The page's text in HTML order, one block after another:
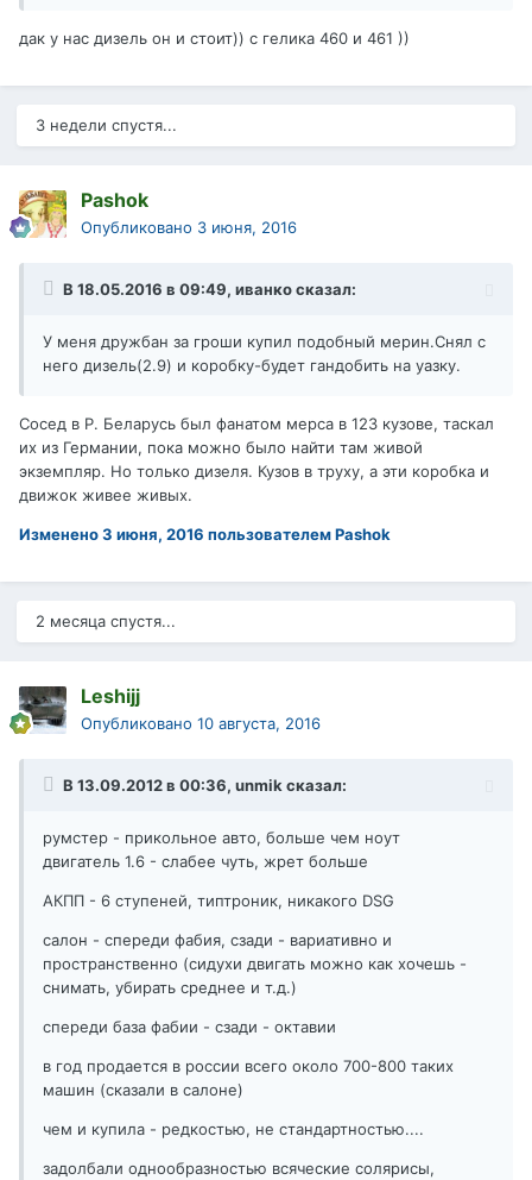
дак у нас дизель он и стоит)) с гелика 460 и 461 ))
3 недели спустя...
Pashok
Опубликовано 3 июня, 2016
В 18.05.2016 в 09:49, иванко сказал:
У меня дружбан за гроши купил подобный мерин.Снял с
него дизель(2.9) и коробку-будет гандобить на уазку.
Сосед в Р. Беларусь был фанатом мерса в 123 кузове, таскал
их из Германии, пока можно было найти там живой
экземпляр. Но только дизеля. Кузов в труху, а эти коробка и
движок живее живых.
Изменено3 июня, 2016 пользователем Pashok
2 месяца спустя...
Leshijj
Опубликовано 10 августа, 2016
В 13.09.2012 в 00:36, unmik сказал:
румстер - прикольное авто, больше чем ноут
двигатель 1.6 - слабее чуть, жрет больше
АКПП - 6 ступеней, типтроник, никакого DSG
салон - спереди фабия, сзади - вариативно и
пространственно (сидухи двигать можно как хочешь -
снимать, убирать среднее и т.д.)
спереди база фабии - сзади - октавии
в год продается в россии всего около 700-800 таких
машин (сказали в салоне)
чем и купила - редкостью, не стандартностью....
задолбали однообразностью всяческие солярисы,